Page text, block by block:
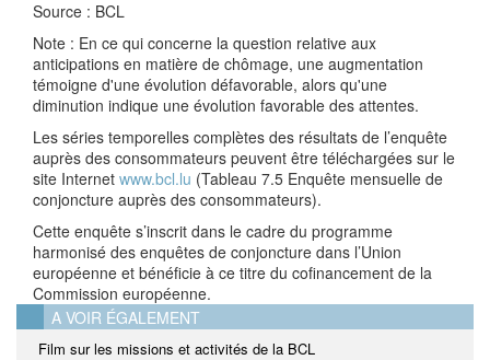
Source : BCL
Note : En ce qui concerne la question relative aux
anticipations en matière de chômage, une augmentation
témoigne d'une évolution défavorable, alors qu'une
diminution indique une évolution favorable des attentes.
Les séries temporelles complètes des résultats de l’enquête
auprès des consommateurs peuvent être téléchargées sur le
site Internet www.bcl.lu (Tableau 7.5 Enquête mensuelle de
conjoncture auprès des consommateurs).
Cette enquête s’inscrit dans le cadre du programme
harmonisé des enquêtes de conjoncture dans l’Union
européenne et bénéficie à ce titre du cofinancement de la
Commission européenne.
A VOIR ÉGALEMENT
Film sur les missions et activités de la BCL